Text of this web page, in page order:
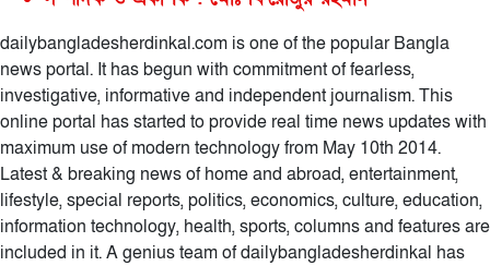
dailybangladesherdinkal.com is one of the popular Bangla
news portal. It has begun with commitment of fearless,
investigative, informative and independent journalism. This
online portal has started to provide real time news updates with
maximum use of modern technology from May 10th 2014.
Latest & breaking news of home and abroad, entertainment,
lifestyle, special reports, politics, economics, culture, education,
information technology, health, sports, columns and features are
included in it. A genius team of dailybangladesherdinkal has